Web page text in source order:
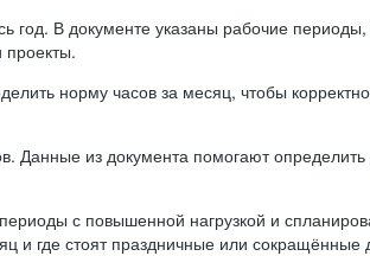
год. В документе указаны рабочие
норму часов за месяц, чтобы
Данные из документа помогают
с повышенной нагрузкой и
и где стоят праздничные или